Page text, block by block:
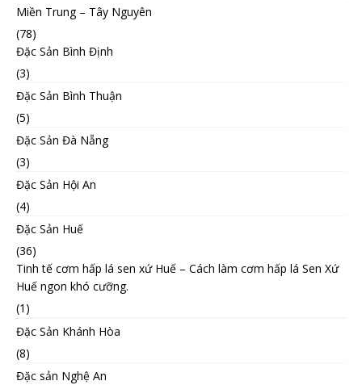
Miền Trung – Tây Nguyên
(78)
Đặc Sản Bình Định
(3)
Đặc Sản Bình Thuận
(5)
Đặc Sản Đà Nẵng
(3)
Đặc Sản Hội An
(4)
Đặc Sản Huế
(36)
Tinh tế cơm hấp lá sen xứ Huế – Cách làm cơm hấp lá Sen Xứ
Huế ngon khó cưỡng.
(1)
Đặc Sản Khánh Hòa
(8)
Đặc sản Nghệ An